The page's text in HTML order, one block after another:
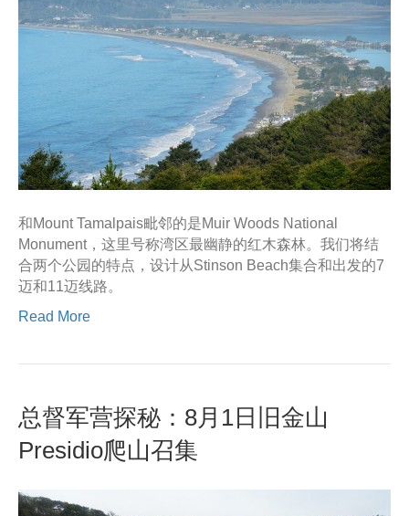
和Mount Tamalpais毗邻的是Muir Woods National
Monument，这里号称湾区最幽静的红木森林。我们将结
合两个公园的特点，设计从Stinson Beach集合和出发的7
迈和11迈线路。
Read More
总督军营探秘：8月1日旧金山
Presidio爬山召集